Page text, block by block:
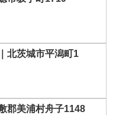
北茨城市平潟町1
郡美浦村舟子1148